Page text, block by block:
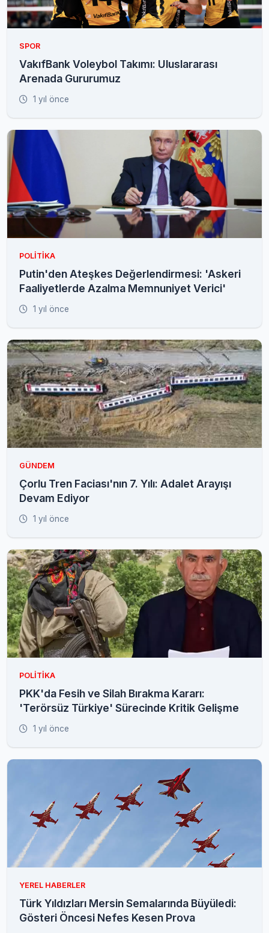
SPOR
VakıfBank Voleybol Takımı: Uluslararası
Arenada Gururumuz
1 yıl önce
POLITIKA
Putin'den Ateşkes Değerlendirmesi: 'Askeri
Faaliyetlerde Azalma Memnuniyet Verici'
1 yıl önce
GÜNDEM
Çorlu Tren Faciası'nın 7. Yılı: Adalet Arayışı
Devam Ediyor
1 yıl önce
POLITIKA
PKK'da Fesih ve Silah Bırakma Kararı:
'Terörsüz Türkiye' Sürecinde Kritik Gelişme
1 yıl önce
YEREL HABERLER
Türk Yıldızları Mersin Semalarında Büyüledi:
Gösteri Öncesi Nefes Kesen Prova